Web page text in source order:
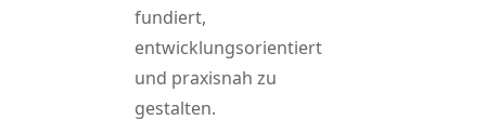
fundiert,
entwicklungsorientiert
und praxisnah zu
gestalten.